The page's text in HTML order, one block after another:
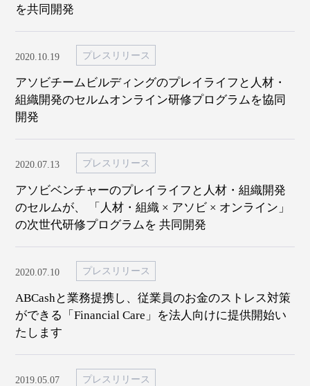
を共同開発
プレスリリース
2020.10.19
アソビチームビルディングのプレイライフと人材・
組織開発のセルムオンライン研修プログラムを協同
開発
プレスリリース
2020.07.13
アソビベンチャーのプレイライフと人材・組織開発
のセルムが、 「人材・組織 × アソビ × オンライン」
の次世代研修プログラムを 共同開発
プレスリリース
2020.07.10
ABCashと業務提携し、従業員のお金のストレス対策
ができる「Financial Care」を法人向けに提供開始い
たします
プレスリリース
2019.05.07